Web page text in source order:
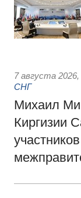
7 августа 2026,
СНГ
Михаил
Киргизии